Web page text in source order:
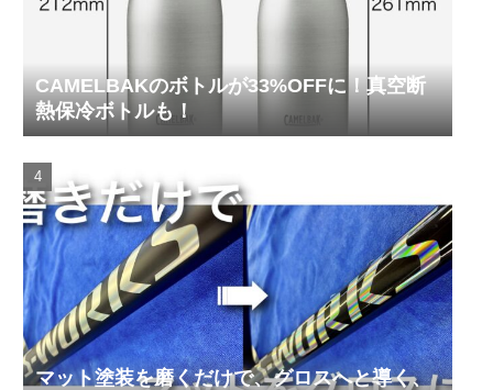
CAMELBAKのボトルが33%OFFに！真空断
熱保冷ボトルも！
マット塗装を磨くだけで、グロスへと導く、